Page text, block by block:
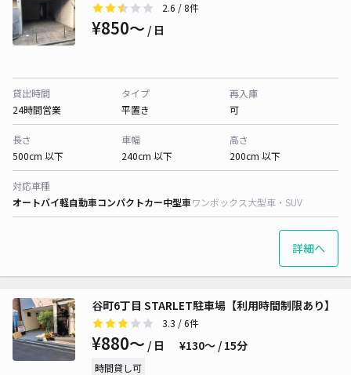
2.6 / 8件
¥850〜 / 日
貸出時間
24時間営業
タイプ
平置き
再入庫
可
長さ
500cm 以下
車幅
240cm 以下
高さ
200cm 以下
対応車種
オートバイ軽自動車コンパクトカー中型車ワンボックス大型車・SUV
詳細へ
谷町6丁目 STARLET駐車場【利用時間制限あり】
3.3 / 6件
¥880〜 / 日 ¥130〜 / 15分
時間貸し可